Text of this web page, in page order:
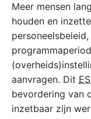
Meer mensen
houden en
aanvragen. Dit
bevordering van
inzetbaar zijn